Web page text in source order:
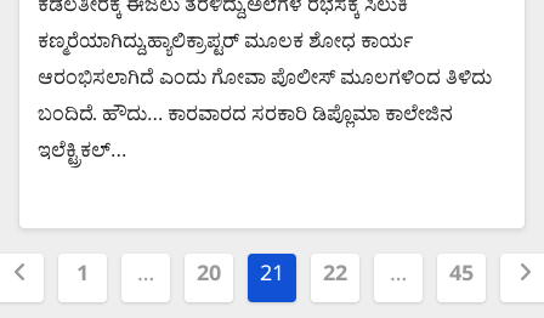
ಕಡಲತೀರಕ್ಕೆ ಈಜಲು ತೆರಳಿದ್ದು,ಅಲೆಗಳ ರಭಸಕ್ಕೆ ಸಿಲುಕಿ
ಕಣ್ಮರೆಯಾಗಿದ್ದು,ಹ್ಯಾಲಿಕ್ರಾಪ್ಟರ್ ಮೂಲಕ ಶೋಧ ಕಾರ್ಯ
ಆರಂಭಿಸಲಾಗಿದೆ ಎಂದು ಗೋವಾ ಪೊಲೀಸ್ ಮೂಲಗಳಿಂದ ತಿಳಿದು
ಬಂದಿದೆ. ಹೌದು… ಕಾರವಾರದ ಸರಕಾರಿ ಡಿಪ್ಲೊಮಾ ಕಾಲೇಜಿನ
ಇಲೆಕ್ಟ್ರಿಕಲ್…
1 … 20 21 22 … 45